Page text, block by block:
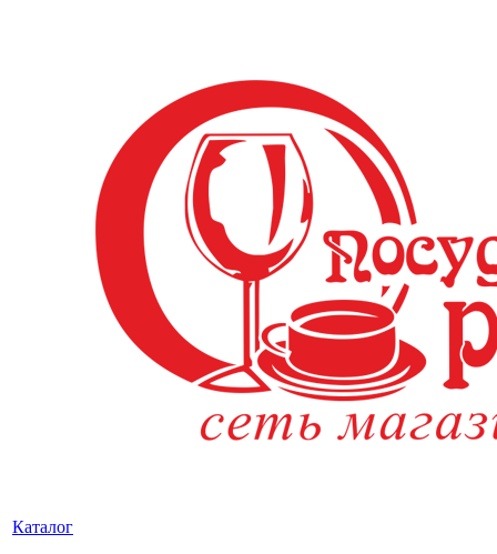
Каталог